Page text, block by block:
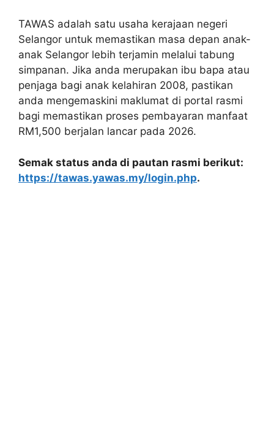
TAWAS adalah satu usaha kerajaan negeri
Selangor untuk memastikan masa depan anak-
anak Selangor lebih terjamin melalui tabung
simpanan. Jika anda merupakan ibu bapa atau
penjaga bagi anak kelahiran 2008, pastikan
anda mengemaskini maklumat di portal rasmi
bagi memastikan proses pembayaran manfaat
RM1,500 berjalan lancar pada 2026.
Semak status anda di pautan rasmi berikut:
https://tawas.yawas.my/login.php.